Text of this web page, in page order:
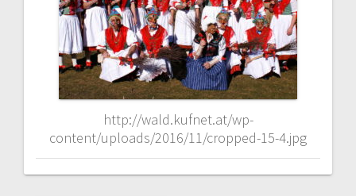
http://wald.kufnet.at/wp-
content/uploads/2016/11/cropped-15-4.jpg